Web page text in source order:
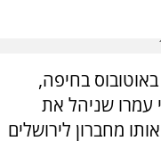
בחיפה,
עמרו שניהל את
מחברון לירושלים